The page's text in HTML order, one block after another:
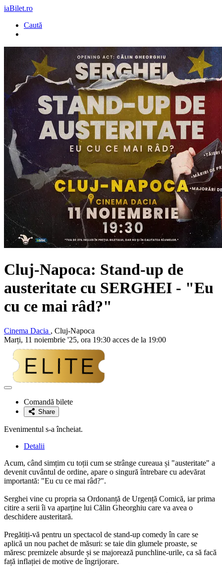
iaBilet.ro
Caută
Cluj-Napoca: Stand-up de
austeritate cu SERGHEI - "Eu
cu ce mai râd?"
Cinema Dacia , Cluj-Napoca
Marți, 11 noiembrie '25, ora 19:30 acces de la 19:00
Adaugă
favoriteComandă bilete
Share
Evenimentul s-a încheiat.
Detalii
Acum, când simțim cu toții cum se strânge cureaua și "austeritate" a
devenit cuvântul de ordine, apare o singură întrebare cu adevărat
importantă: "Eu cu ce mai râd?".
Serghei vine cu propria sa Ordonanță de Urgență Comică, iar prima
citire a serii îi va aparține lui Călin Gheorghiu care va avea o
deschidere austeritară.
Pregătiți-vă pentru un spectacol de stand-up comedy în care se
aplică un nou pachet de măsuri: se taie din glumele proaste, se
măresc premizele absurde și se majorează punchline-urile, ca să facă
față inflației de motive de îngrijorare.